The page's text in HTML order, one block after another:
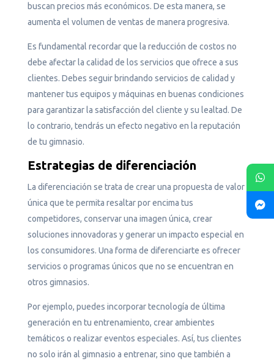
buscan precios más económicos. De esta manera, se
aumenta el volumen de ventas de manera progresiva.
Es fundamental recordar que la reducción de costos no
debe afectar la calidad de los servicios que ofrece a sus
clientes. Debes seguir brindando servicios de calidad y
mantener tus equipos y máquinas en buenas condiciones
para garantizar la satisfacción del cliente y su lealtad. De
lo contrario, tendrás un efecto negativo en la reputación
de tu gimnasio.
Estrategias de diferenciación
La diferenciación se trata de crear una propuesta de valor
única que te permita resaltar por encima tus
competidores, conservar una imagen única, crear
soluciones innovadoras y generar un impacto especial en
los consumidores. Una forma de diferenciarte es ofrecer
servicios o programas únicos que no se encuentran en
otros gimnasios.
Por ejemplo, puedes incorporar tecnología de última
generación en tu entrenamiento, crear ambientes
temáticos o realizar eventos especiales. Así, tus clientes
no solo irán al gimnasio a entrenar, sino que también a